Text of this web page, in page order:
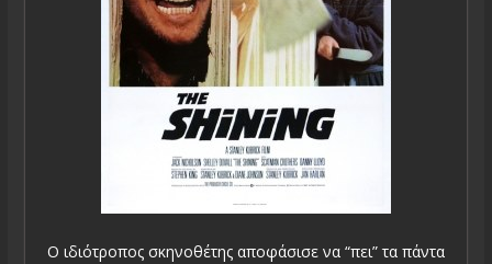
Ο ιδιότροπος σκηνοθέτης αποφάσισε να “πει” τα πάντα